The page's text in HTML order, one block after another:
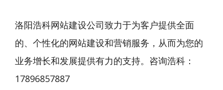
洛阳浩科网站建设公司致力于为客户提供全面
的、个性化的网站建设和营销服务，从而为您的
业务增长和发展提供有力的支持。咨询浩科：
17896857887